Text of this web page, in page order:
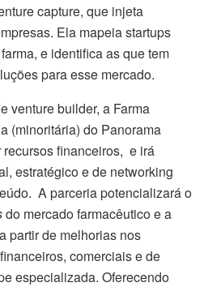
capture, que injeta
Ela mapeia startups
e identifica as que tem
para esse mercado.
venture builder, a Farma
(minoritária) do Panorama
financeiros, e irá
estratégico e de networking
A parceria potencializará o
do mercado farmacêutico e a
partir de melhorias nos
comerciais e de
especializada. Oferecendo